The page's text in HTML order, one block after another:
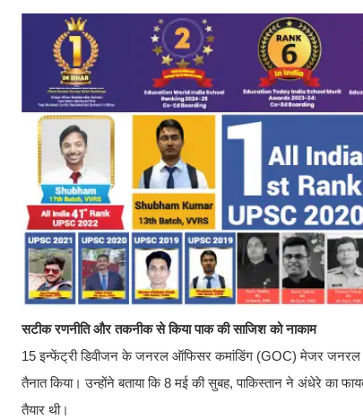
सटीक रणनीति और तकनीक से किया पाक की साजिश को नाकाम
15 इन्फेंट्री डिवीजन के जनरल ऑफिसर कमांडिंग (GOC) मेजर जनरल
तैनात किया। उन्होंने बताया कि 8 मई की सुबह, पाकिस्तान ने अंधेरे का
तैयार थी।